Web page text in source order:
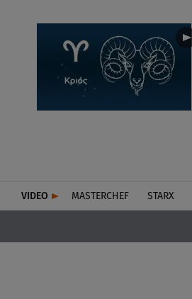
VIDEO MASTERCHEF STARX